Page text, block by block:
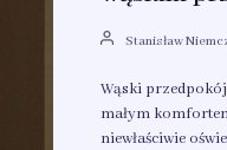
Stanisław
Wąski
małym
niewłaściwie